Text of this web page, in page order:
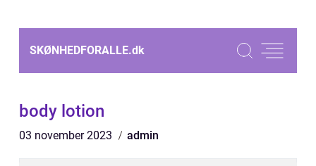
SKØNHEDFORALLE.dk
body lotion
03 november 2023 admin